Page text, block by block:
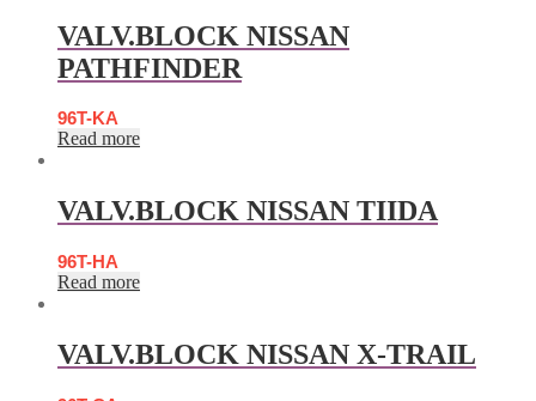
VALV.BLOCK NISSAN
PATHFINDER
96T-KA
Read more
VALV.BLOCK NISSAN TIIDA
96T-HA
Read more
VALV.BLOCK NISSAN X-TRAIL